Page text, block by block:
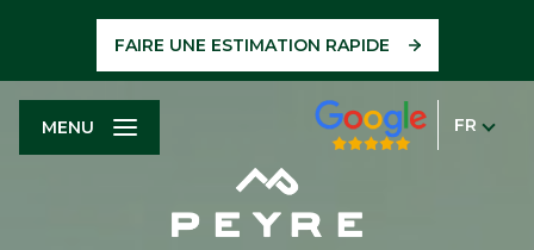
FAIRE UNE ESTIMATION RAPIDE
FR
MENU